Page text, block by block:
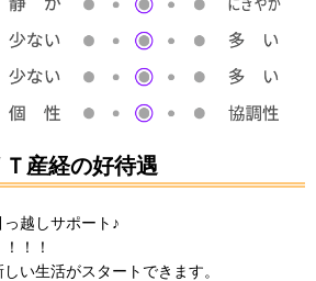
Ｔ産経の好待遇
越しサポート♪
！！
い生活がスタートできます。